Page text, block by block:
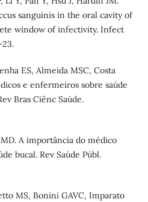
sanguinis in the oral cavity of
window of infectivity. Infect
ES, Almeida MSC, Costa
e enfermeiros sobre saúde
Bras Ciênc Saúde.
A importância do médico
bucal. Rev Saúde Públ.
MS, Bonini GAVC, Imparato